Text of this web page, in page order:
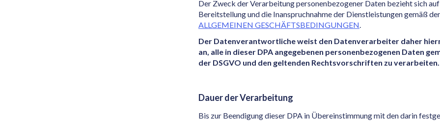
Der Zweck der Verarbeitung personenbezogener Daten bezieht sich
Bereitstellung und die Inanspruchnahme der Dienstleistungen gemäß
ALLGEMEINEN GESCHÄFTSBEDINGUNGEN
Der Datenverantwortliche weist den Datenverarbeiter daher
an, alle in dieser DPA angegebenen personenbezogenen Daten
der DSGVO und den geltenden Rechtsvorschriften zu verarbeiten.
Dauer der Verarbeitung
Bis zur Beendigung dieser DPA in Übereinstimmung mit den darin